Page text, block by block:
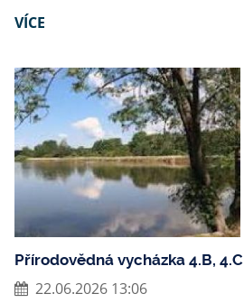
VÍCE
Přírodovědná vycházka 4.B, 4.C
22.06.2026 13:06